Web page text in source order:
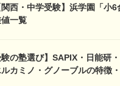
西・中学受験】浜学園「小6
値一覧
験の塾選び】SAPIX・日能研
カミノ・グノーブルの特徴